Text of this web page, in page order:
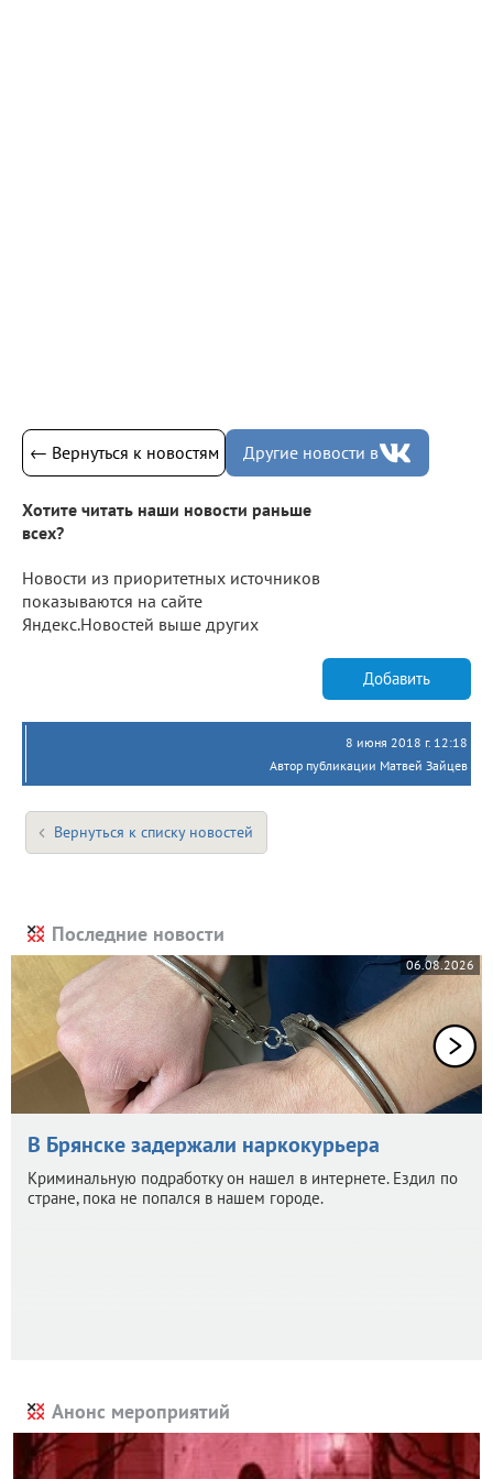
← Вернуться к новостям Другие новости в
Хотите читать наши новости раньше
всех?
Новости из приоритетных источников
показываются на сайте
Яндекс.Новостей выше других
Добавить
8 июня 2018 г. 12:18
Автор публикации Матвей Зайцев
Вернуться к списку новостей
Последние новости
06.08.2026
В Брянске задержали наркокурьера
Криминальную подработку он нашел в интернете. Ездил по
стране, пока не попался в нашем городе.
Анонс мероприятий